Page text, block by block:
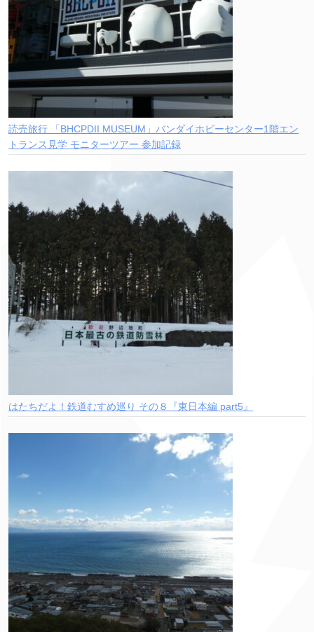
読売旅行 「BHCPDII MUSEUM」バンダイホビーセンター1階エン
トランス見学 モニターツアー 参加記録
はたちだよ！鉄道むすめ巡り その８『東日本編 part5』